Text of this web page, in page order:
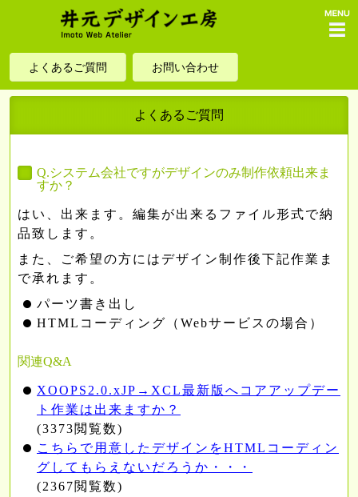
よくあるご質問 お問い合わせ
よくあるご質問
Q.システム会社ですがデザインのみ制作依頼出来ま
すか？
はい、出来ます。編集が出来るファイル形式で納
品致します。
また、ご希望の方にはデザイン制作後下記作業ま
で承れます。
パーツ書き出し
HTMLコーディング（Webサービスの場合）
関連Q&A
XOOPS2.0.xJP→XCL最新版へコアアップデー
ト作業は出来ますか？
(3373閲覧数)
こちらで用意したデザインをHTMLコーディン
グしてもらえないだろうか・・・
(2367閲覧数)